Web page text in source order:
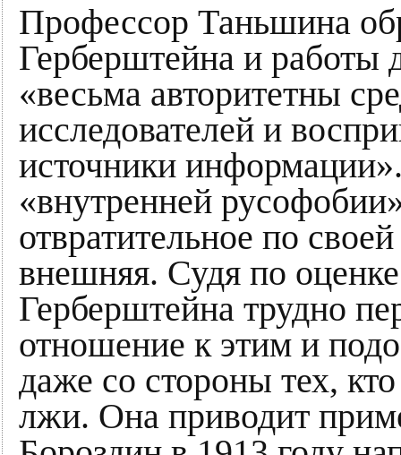
Профессор Таньшина
Герберштейна и работы
«весьма авторитетны
исследователей и
источники
«внутренней
отвратительное по
внешняя. Судя по
Герберштейна трудно
отношение к этим и
даже со стороны тех,
лжи. Она приводит